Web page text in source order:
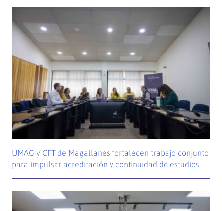
UMAG y CFT de Magallanes fortalecen trabajo conjunto
para impulsar acreditación y continuidad de estudios